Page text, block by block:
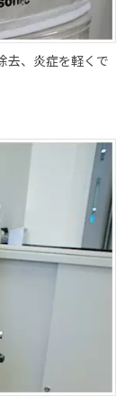
去、炎症を軽くで